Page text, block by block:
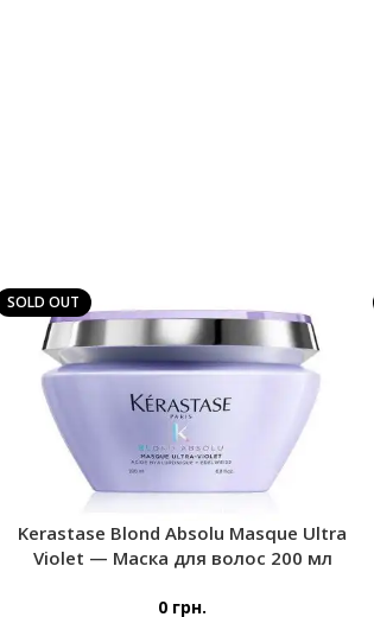
SOLD OUT
Kerastase Blond Absolu Masque Ultra
Violet — Маска для волос 200 мл
0 грн.